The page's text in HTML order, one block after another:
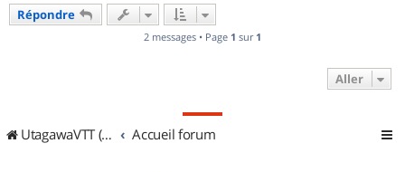
Répondre
2 messages • Page 1 sur 1
Aller
UtagawaVTT (Randos VTT et VTTAE avec traces GPS) Accueil forum